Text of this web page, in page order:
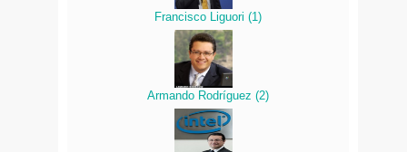
Francisco Liguori (1)
Armando Rodríguez (2)